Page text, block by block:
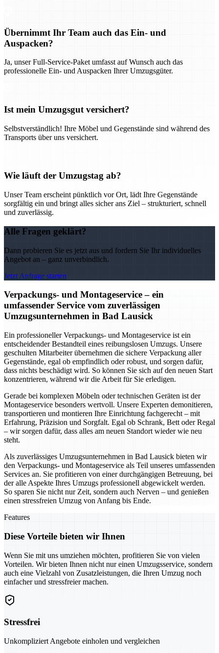
Übernimmt Ihr Team auch das Ein- und
Auspacken?
Ja, unser Full-Service-Paket umfasst auf Wunsch auch das
professionelle Ein- und Auspacken Ihrer Umzugsgüter.
Ist mein Umzugsgut versichert?
Selbstverständlich! Ihre Möbel und Gegenstände sind während des
Transports über uns versichert.
Wie läuft der Umzugstag ab?
Unser Team erscheint pünktlich vor Ort, lädt Ihre Gegenstände
sorgfältig ein und bringt alles sicher ans Ziel – strukturiert, schnell
und zuverlässig.
Alle Fragen geklärt?
Dann probieren Sie es jetzt aus und fordern Sie Ihr individuelles
Angebot an – ganz unverbindlich.
Jetzt Anfrage starten
Verpackungs- und Montageservice – ein
umfassender Service vom zuverlässigen
Umzugsunternehmen in Bad Lausick
Ein professioneller Verpackungs- und Montageservice ist ein
entscheidender Bestandteil eines reibungslosen Umzugs. Unsere
geschulten Mitarbeiter übernehmen die sichere Verpackung aller
Gegenstände, egal ob empfindlich oder robust, und sorgen dafür,
dass nichts beschädigt wird. So können Sie sich auf den neuen Start
konzentrieren, während wir die Arbeit für Sie erledigen.
Gerade bei komplexen Möbeln oder technischen Geräten ist der
Montageservice besonders wertvoll. Unsere Experten demonitieren,
transportieren und montieren Ihre Einrichtung fachgerecht – mit
Erfahrung, Präzision und Sorgfalt. Egal ob Schrank, Bett oder Regal
– wir sorgen dafür, dass alles am neuen Standort wieder wie neu
steht.
Als zuverlässiges Umzugsunternehmen in Bad Lausick bieten wir
den Verpackungs- und Montageservice als Teil unseres umfassenden
Services an. Sie profitieren von einer durchgängigen Betreuung, bei
der alle Aspekte Ihres Umzugs professionell abgewickelt werden.
So sparen Sie nicht nur Zeit, sondern auch Nerven – und genießen
einen stressfreien Umzug von Anfang bis Ende.
Features
Diese Vorteile bieten wir Ihnen
Wenn Sie mit uns umziehen möchten, profitieren Sie von vielen
Vorteilen. Wir bieten Ihnen nicht nur einen Umzugsservice, sondern
auch eine Vielzahl von Zusatzleistungen, die Ihren Umzug noch
einfacher und stressfreier machen.
Stressfrei
Unkompliziert Angebote einholen und vergleichen